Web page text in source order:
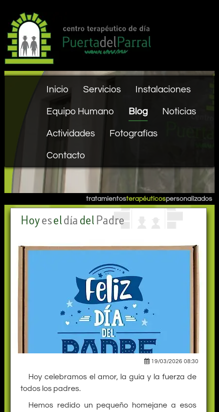
Inicio Servicios Instalaciones
Equipo Humano Blog Noticias
Actividades Fotografías
Contacto
tratamientosterapéuticospersonalizados
Hoy esel día del Padre
19/03/2026 08:30
Hoy celebramos el amor, la guía y la fuerza de
todos los padres.
Hemos redido un pequeño homejane a esos